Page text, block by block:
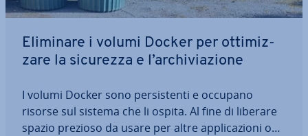
Eliminare i volumi Docker per ot­ti­miz­
za­re la sicurezza e l’ar­chi­via­zio­ne
I volumi Docker sono per­si­sten­ti e occupano
risorse sul sistema che li ospita. Al fine di liberare
spazio prezioso da usare per altre ap­pli­ca­zio­ni o